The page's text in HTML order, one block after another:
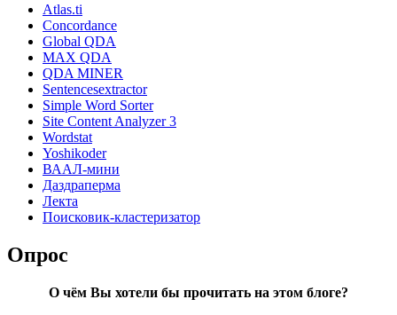
Atlas.ti
Concordance
Global QDA
MAX QDA
QDA MINER
Sentencesextractor
Simple Word Sorter
Site Content Analyzer 3
Wordstat
Yoshikoder
ВААЛ-мини
Даздраперма
Лекта
Поисковик-кластеризатор
Опрос
О чём Вы хотели бы прочитать на этом блоге?